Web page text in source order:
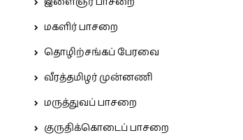
மகளிர் பாசறை
தொழிற்சங்கப் பேரவை
வீரத்தமிழர் முன்னணி
மருத்துவப் பாசறை
குருதிக்கொடைப் பாசறை